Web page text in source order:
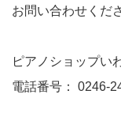
お問い合わせくだ
ピアノショップい
電話番号： 0246-